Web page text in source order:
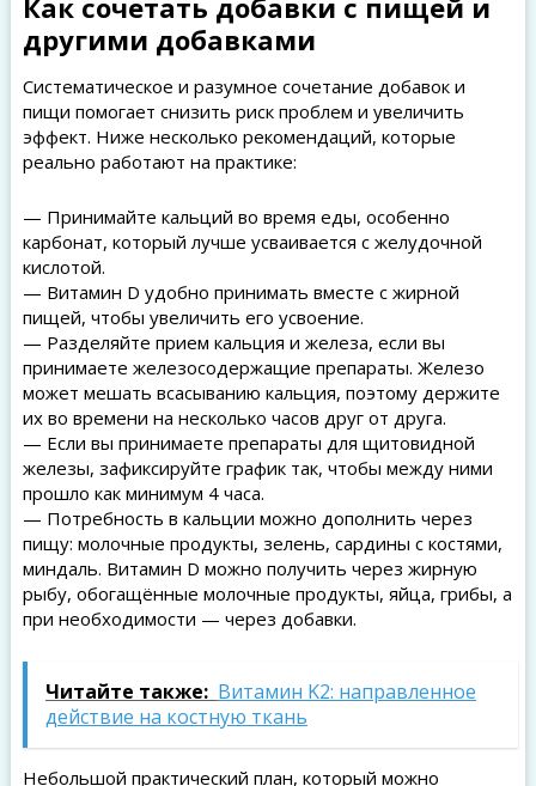
Как сочетать добавки с пищей и
другими добавками
Систематическое и разумное сочетание добавок и
пищи помогает снизить риск проблем и увеличить
эффект. Ниже несколько рекомендаций, которые
реально работают на практике:
— Принимайте кальций во время еды, особенно
карбонат, который лучше усваивается с желудочной
кислотой.
— Витамин D удобно принимать вместе с жирной
пищей, чтобы увеличить его усвоение.
— Разделяйте прием кальция и железа, если вы
принимаете железосодержащие препараты. Железо
может мешать всасыванию кальция, поэтому держите
их во времени на несколько часов друг от друга.
— Если вы принимаете препараты для щитовидной
железы, зафиксируйте график так, чтобы между ними
прошло как минимум 4 часа.
— Потребность в кальции можно дополнить через
пищу: молочные продукты, зелень, сардины с костями,
миндаль. Витамин D можно получить через жирную
рыбу, обогащённые молочные продукты, яйца, грибы, а
при необходимости — через добавки.
Читайте также: Витамин K2: направленное
действие на костную ткань
Небольшой практический план, который можно